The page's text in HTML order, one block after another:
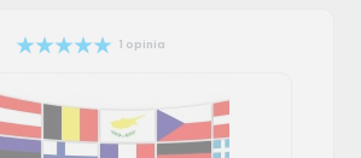
1 opinia